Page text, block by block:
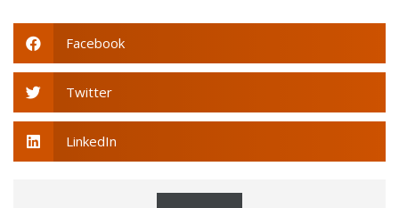
Facebook
Twitter
LinkedIn